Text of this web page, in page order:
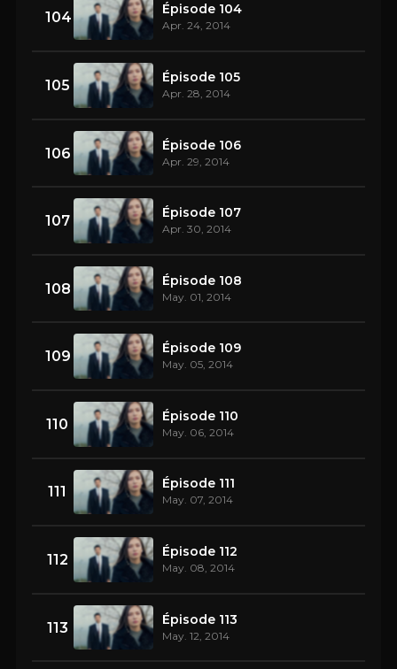
104 Épisode 104
Apr. 24, 2014
105 Épisode 105
Apr. 28, 2014
106 Épisode 106
Apr. 29, 2014
107 Épisode 107
Apr. 30, 2014
108 Épisode 108
May. 01, 2014
109 Épisode 109
May. 05, 2014
110 Épisode 110
May. 06, 2014
111 Épisode 111
May. 07, 2014
112 Épisode 112
May. 08, 2014
113 Épisode 113
May. 12, 2014